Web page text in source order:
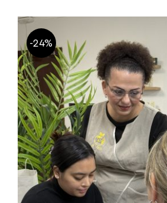
-24%